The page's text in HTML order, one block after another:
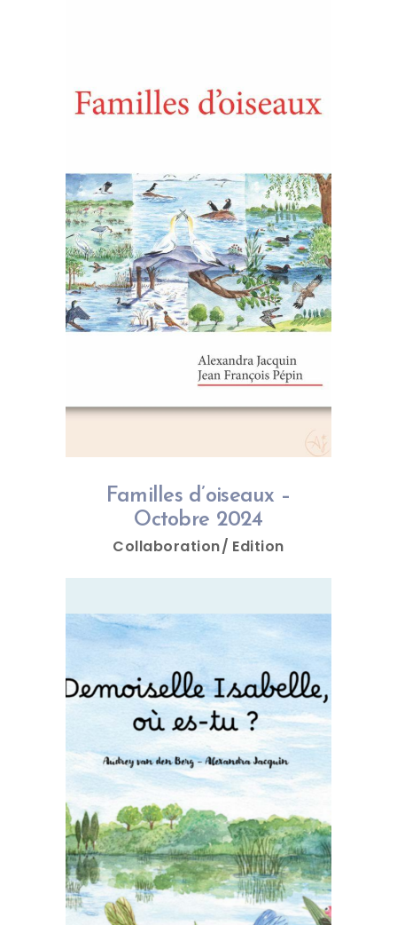
Familles d’oiseaux –
Octobre 2024
Collaboration Edition